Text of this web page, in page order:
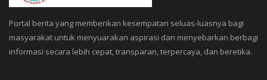
Portal berita yang memberikan kesempatan seluas-luasnya bagi
masyarakat untuk menyuarakan aspirasi dan menyebarkan berbagi
informasi secara lebih cepat, transparan, terpercaya, dan beretika.